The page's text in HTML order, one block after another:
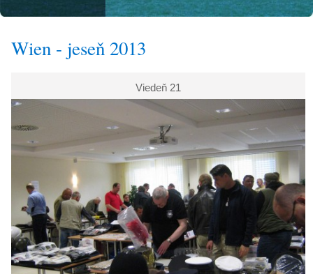
Wien - jeseň 2013
Viedeň 21